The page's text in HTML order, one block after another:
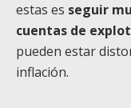
estas es seguir
cuentas de
pueden estar
inflación.